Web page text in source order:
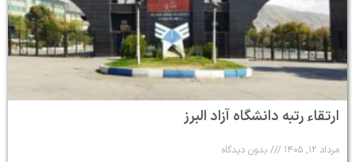
ارتقاء رتبه دانشگاه آزاد البرز
مرداد ۱۲, ۱۴۰۵ بدون دیدگاه